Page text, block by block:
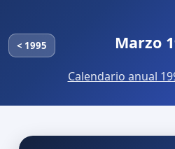
< 1995 Marzo
Calendario anual